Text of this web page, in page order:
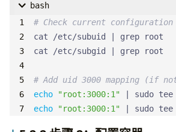
# Verify permissions
incus exec debain -- ls -la /
bash
# Check current configuration
cat /etc/subuid
|
cat /etc/subgid
|
# Add uid 3000 mapping (if
echo
"root:3000:1" |
echo
"root:3000:1" | sudo